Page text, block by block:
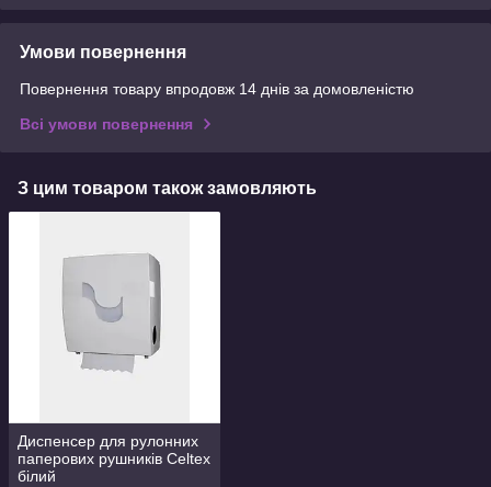
Умови повернення
Повернення товару впродовж 14 днів за домовленістю
Всі умови повернення
З цим товаром також замовляють
Диспенсер для рулонних
паперових рушників Celtex
білий